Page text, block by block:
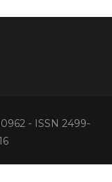
- ISSN 2499-